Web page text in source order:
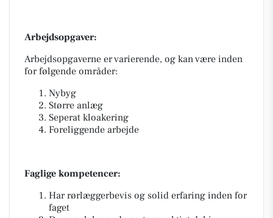
Arbejdsopgaver:
Arbejdsopgaverne er varierende, og kan være inden
for følgende områder:
Nybyg
Større anlæg
Seperat kloakering
Foreliggende arbejde
Faglige kompetencer:
Har rørlæggerbevis og solid erfaring inden for
faget